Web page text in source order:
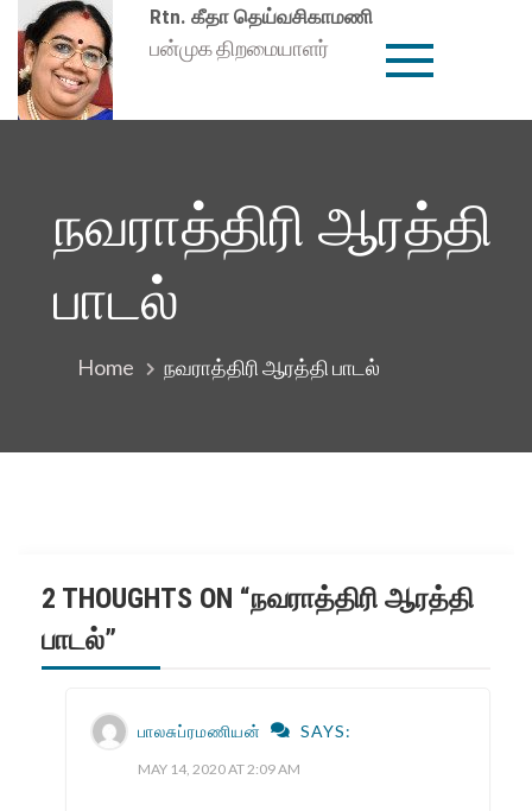
Skip
to
content
Rtn. கீதா தெய்வசிகாமணி
பன்முக திறமையாளர்
நவராத்திரி ஆரத்தி
பாடல்
Home நவராத்திரி ஆரத்தி பாடல்
2 THOUGHTS ON “நவராத்திரி ஆரத்தி
பாடல்”
பாலசுப்ரமணியன் SAYS:
MAY 14, 2020 AT 2:09 AM